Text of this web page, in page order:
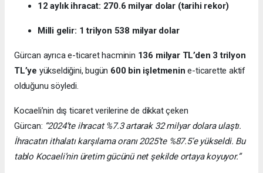
12 aylık ihracat: 270.6 milyar dolar (tarihi rekor)
Milli gelir: 1 trilyon 538 milyar dolar
Gürcan ayrıca e-ticaret hacminin 136 milyar TL’den 3 trilyon
TL’ye yükseldiğini, bugün 600 bin işletmenin e-ticarette aktif
olduğunu söyledi.
Kocaeli’nin dış ticaret verilerine de dikkat çeken
Gürcan: “2024’te ihracat %7.3 artarak 32 milyar dolara ulaştı.
İhracatın ithalatı karşılama oranı 2025’te %87.5’e yükseldi. Bu
tablo Kocaeli’nin üretim gücünü net şekilde ortaya koyuyor.”